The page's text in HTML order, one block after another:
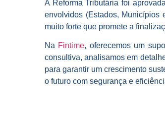
A Reforma Tributária foi
envolvidos (Estados, Municípios
muito forte que promete a
Na Fintime, oferecemos um
consultiva, analisamos em
para garantir um crescimento
o futuro com segurança e